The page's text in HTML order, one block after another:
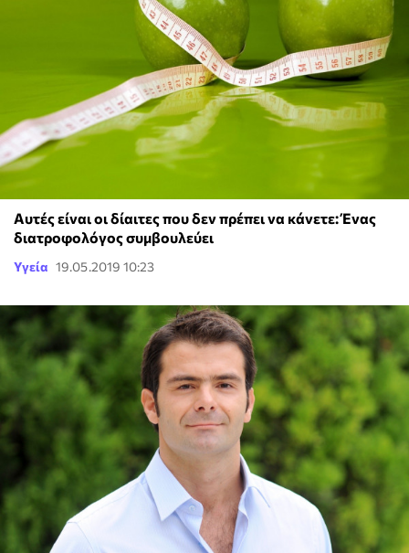
Αυτές είναι οι δίαιτες που δεν πρέπει να κάνετε: Ένας
διατροφολόγος συμβουλεύει
Υγεία 19.05.2019 10:23